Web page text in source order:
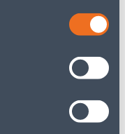
€ с 2-5 tööpäeva